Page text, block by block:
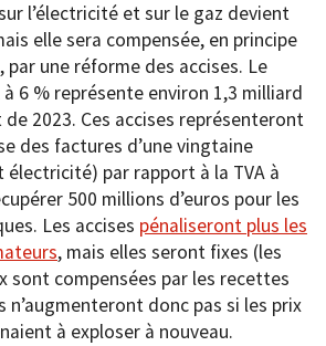
l’électricité et sur le gaz devient
elle sera compensée, en principe
par une réforme des accises. Le
6 % représente environ 1,3 milliard
2023. Ces accises représenteront
des factures d’une vingtaine
électricité) par rapport à la TVA à
500 millions d’euros pour les
Les accises pénaliseront plus les
, mais elles seront fixes (les
sont compensées par les recettes
n’augmenteront donc pas si les prix
à exploser à nouveau.